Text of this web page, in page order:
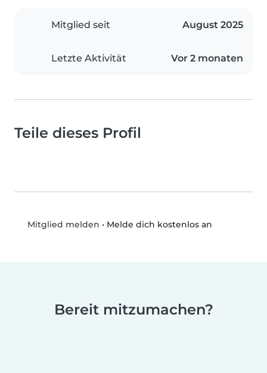
Mitglied seit August 2025
Letzte Aktivität Vor 2 monaten
Teile dieses Profil
Mitglied melden • Melde dich kostenlos an
Bereit mitzumachen?